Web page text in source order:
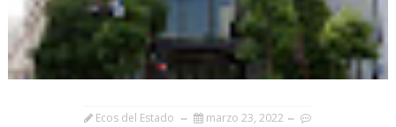
Ecos del Estado marzo 23, 2022